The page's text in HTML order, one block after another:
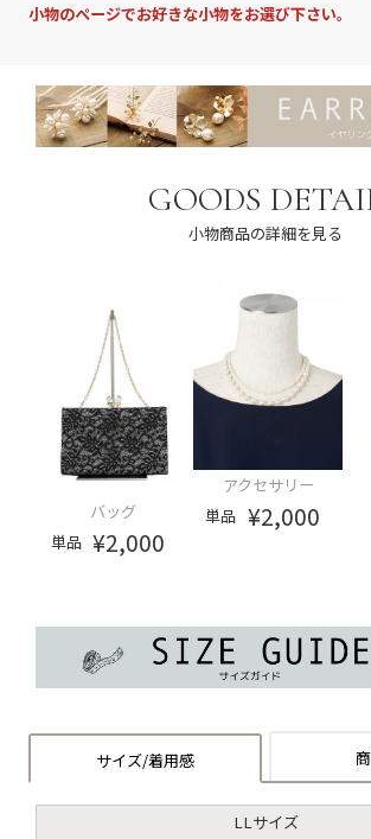
小物のページでお好きな小物をお選び下さい。
GOODS
小物商品の詳細を見る
バッグ
単品 ¥2,000
アクセサリー
単品 ¥2,000
サイズ/着用感
LLサイズ